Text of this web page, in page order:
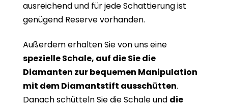
ausreichend und für jede Schattierung ist
genügend Reserve vorhanden.
Außerdem erhalten Sie von uns eine
spezielle Schale, auf die Sie die
Diamanten zur bequemen Manipulation
mit dem Diamantstift ausschütten.
Danach schütteln Sie die Schale und die